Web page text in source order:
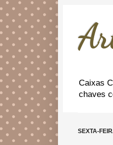
Caixas
chaves
SEXTA-